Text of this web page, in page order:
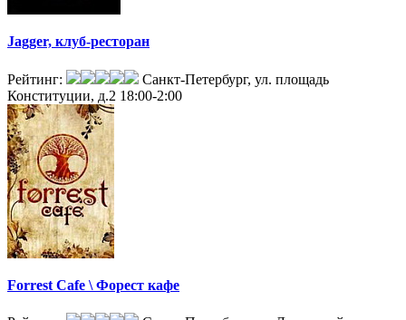
Jagger, клуб-ресторан
Рейтинг:
Санкт-Петербург, ул. площадь
Конституции, д.2 18:00-2:00
Forrest Cafe \ Форест кафе